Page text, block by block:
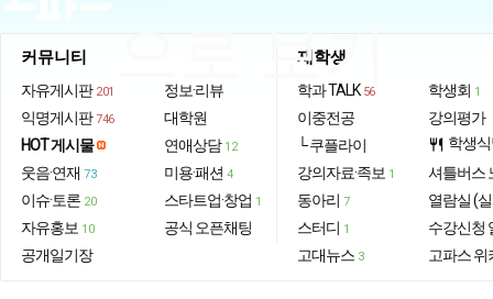
으로 보기
커뮤니티
자유게시판 201
익명게시판 746
HOT 게시물
웃음·연재 73
이슈·토론 20
자유홍보 10
공개일기장
정보·리뷰
대학원
연애상담 12
미용·패션 4
스타트업·창업 1
공식 오픈채팅
재학생
학과 TALK 56
이중전공
└ 쿠플라이
강의자료·족보 1
동아리 7
스터디 1
고대뉴스 3
학생회 1
강의평가
restaurant 학생
셔틀버스
열람실 (
수강신청
고파스 위